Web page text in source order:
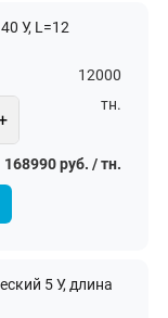
У, L=12
12000
тн.
168990 руб. / тн.
5 У, длина